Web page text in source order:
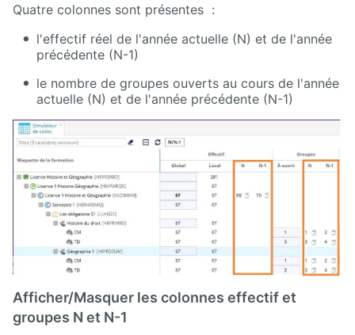
Quatre colonnes sont présentes :
l'effectif réel de l'année actuelle (N) et de l'année
précédente (N-1)
le nombre de groupes ouverts au cours de l'année
actuelle (N) et de l'année précédente (N-1)
Afficher/Masquer les colonnes effectif et
groupes N et N-1